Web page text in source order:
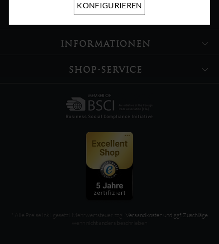
ÜBER UNS
INFORMATIONEN
SHOP-SERVICE
* Alle Preise inkl. gesetzl. Mehrwertsteuer, zzgl. Versandkosten und ggf. Zuschläge
wenn nicht anders beschrieben
KONFIGURIEREN